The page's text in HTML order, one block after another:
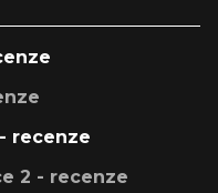
recenze
2 - recenze